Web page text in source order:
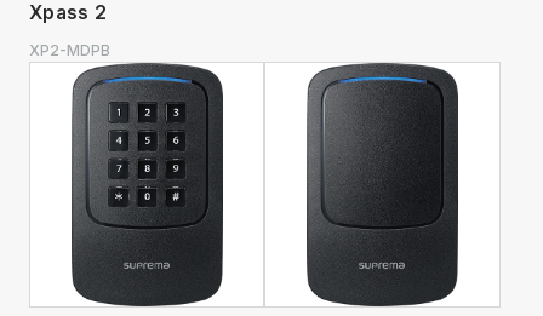
Xpass 2
XP2-MDPB